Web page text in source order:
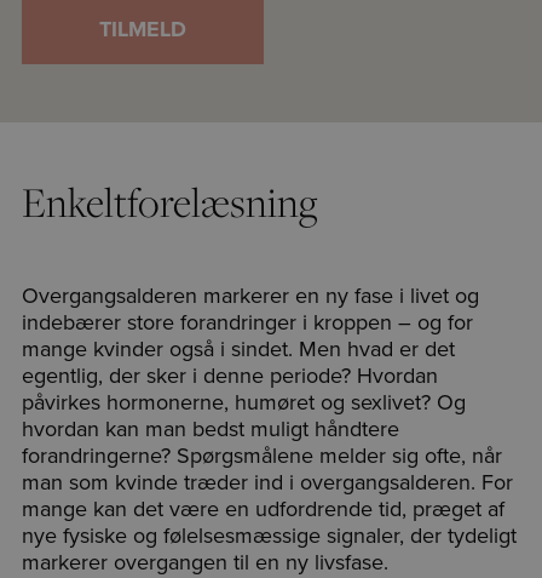
TILMELD
Enkeltforelæsning
Overgangsalderen markerer en ny fase i livet og
indebærer store forandringer i kroppen – og for
mange kvinder også i sindet. Men hvad er det
egentlig, der sker i denne periode? Hvordan
påvirkes hormonerne, humøret og sexlivet? Og
hvordan kan man bedst muligt håndtere
forandringerne? Spørgsmålene melder sig ofte, når
man som kvinde træder ind i overgangsalderen. For
mange kan det være en udfordrende tid, præget af
nye fysiske og følelsesmæssige signaler, der tydeligt
markerer overgangen til en ny livsfase.